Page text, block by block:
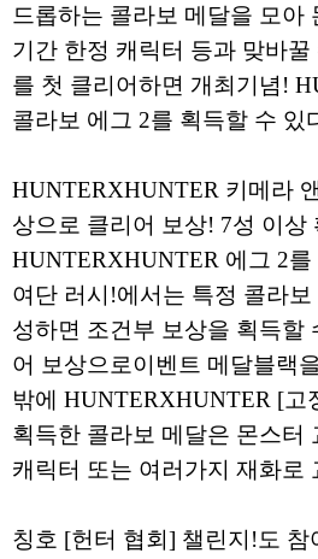
드롭하는 콜라보 메달을 모아
기간 한정 캐릭터 등과 맞바꿀
를 첫 클리어하면 개최기념!
콜라보 에그 2를 획득할 수 있
HUNTERXHUNTER 키메라
상으로 클리어 보상! 7성 이상
HUNTERXHUNTER 에그 2
여단 러시!에서는 특정 콜라보
성하면 조건부 보상을 획득할
어 보상으로이벤트 메달블랙
밖에 HUNTERXHUNTER [고
획득한 콜라보 메달은 몬스터
캐릭터 또는 여러가지 재화로
칭호 [헌터 협회] 챌린지!도 참